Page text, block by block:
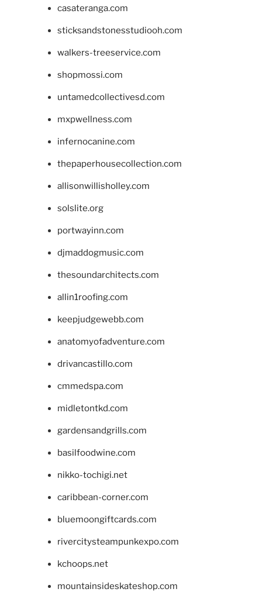
casateranga.com
sticksandstonesstudiooh.com
walkers-treeservice.com
shopmossi.com
untamedcollectivesd.com
mxpwellness.com
infernocanine.com
thepaperhousecollection.com
allisonwillisholley.com
solslite.org
portwayinn.com
djmaddogmusic.com
thesoundarchitects.com
allin1roofing.com
keepjudgewebb.com
anatomyofadventure.com
drivancastillo.com
cmmedspa.com
midletontkd.com
gardensandgrills.com
basilfoodwine.com
nikko-tochigi.net
caribbean-corner.com
bluemoongiftcards.com
rivercitysteampunkexpo.com
kchoops.net
mountainsideskateshop.com